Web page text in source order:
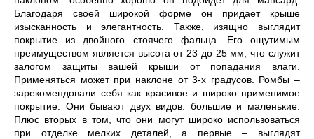
Благодаря своей широкой форме он придает крыше
изысканность и элегантность. Также, изящно выглядит
покрытие из двойного стоячего фальца. Его ощутимым
преимуществом является высота от 23 до 25 мм, что служит
залогом защиты вашей крыши от попадания влаги.
Применяться может при наклоне от 3-х градусов. Ромбы –
зарекомендовали себя как красивое и широко применимое
покрытие. Они бывают двух видов: большие и маленькие.
Плюс вторых в том, что они могут широко использоваться
при отделке мелких деталей, а первые – выглядят